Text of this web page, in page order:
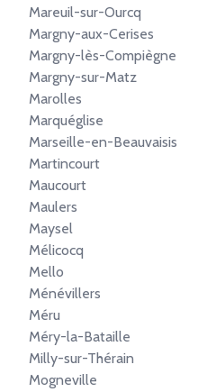
Mareuil-sur-Ourcq
Margny-aux-Cerises
Margny-lès-Compiègne
Margny-sur-Matz
Marolles
Marquéglise
Marseille-en-Beauvaisis
Martincourt
Maucourt
Maulers
Maysel
Mélicocq
Mello
Ménévillers
Méru
Méry-la-Bataille
Milly-sur-Thérain
Mogneville